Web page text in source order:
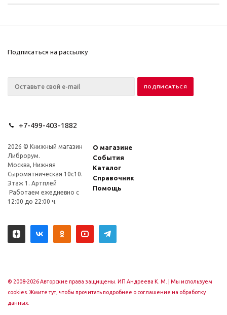
Подписаться на рассылку
+7-499-403-1882
2026 © Книжный магазин
Либрорум.
Москва, Нижняя
Сыромятническая 10с10.
Этаж 1. Артплей
Работаем ежедневно с
12:00 до 22:00 ч.
О магазине
События
Каталог
Справочник
Помощь
© 2008-2026 Авторские права защищены. ИП Андреева К. М. | Мы используем
cookies. Жмите тут, чтобы прочитать подробнее о соглашение на обработку
данных.